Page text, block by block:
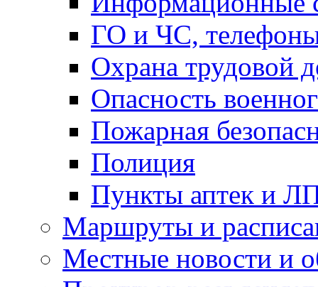
ГО и ЧС,
Охрана трудовой
Опасность
Пожарная
Полиция
Пункты аптек и
Маршруты и
Местные новости и